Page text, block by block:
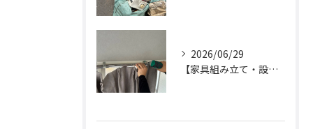
2026/06/29
【家具組み立て・設備交換】大量の組立てから設備設置まで実例紹介